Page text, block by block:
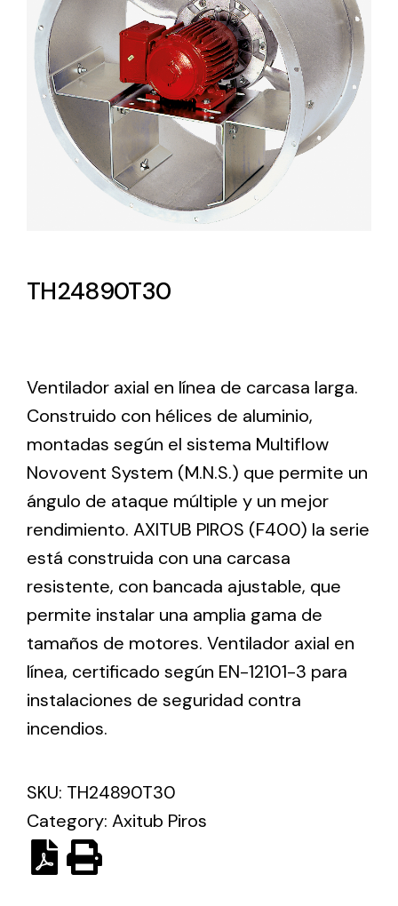
Lighting and Electrical
Equipment
Complete solutions in lighting and electrical
material for each project and need
Amplia gama de ventiladores y equipos de
Ventilation
The incorporation of Novovent into the group
meant a greater offer of ventilation products for
different uses
Iluminación Solar
Variedad de soluciones solares para todo tipo
de necesidades.
Solar lighting
TH24890T30
Ventilador axial en línea de carcasa larga.
Construido con hélices de aluminio,
montadas según el sistema Multiflow
Novovent System (M.N.S.) que permite un
ángulo de ataque múltiple y un mejor
rendimiento. AXITUB PIROS (F400) la serie
está construida con una carcasa
resistente, con bancada ajustable, que
permite instalar una amplia gama de
tamaños de motores. Ventilador axial en
línea, certificado según EN-12101-3 para
instalaciones de seguridad contra
incendios.
SKU: TH24890T30
Category: Axitub Piros